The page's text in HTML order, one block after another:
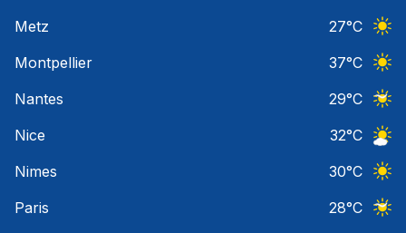
Metz
27°C
Montpellier
37°C
Nantes
29°C
Nice
32°C
Nimes
30°C
Paris
28°C